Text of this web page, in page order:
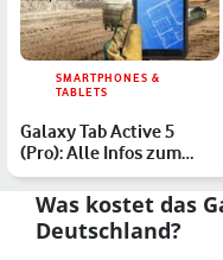
SMARTPHONES &
TABLETS
Galaxy Tab Active 5
(Pro): Alle Infos zum
neuen robusten Tablet
v…Was kostet das
Deutschland?